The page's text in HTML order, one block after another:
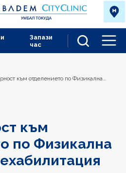
Запази
час
към отделението по Физикална
към
по Физикална